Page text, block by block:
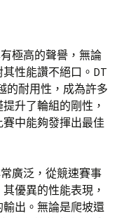
極高的聲譽，無論
性能讚不絕口。DT
的耐用性，成為許多
升了輪組的剛性，
中能夠發揮出最佳
廣泛，從競速賽事
優異的性能表現，
出。無論是爬坡還